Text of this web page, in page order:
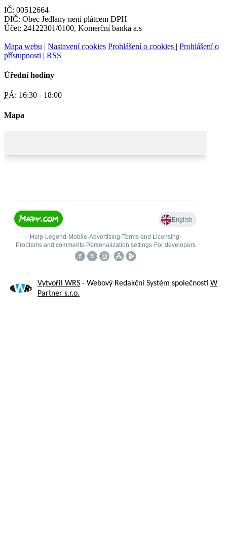
IČ: 00512664
DIČ: Obec Jedlany není plátcem DPH
Účet: 24122301/0100, Komerční banka a.s
Mapa webu | Nastavení cookies Prohlášení o cookies | Prohlášení o
přístupnosti | RSS
Úřední hodiny
PÁ: 16:30 - 18:00
Mapa
Vytvořil WRS - Webový Redakční Systém společnosti W
Partner s.r.o.